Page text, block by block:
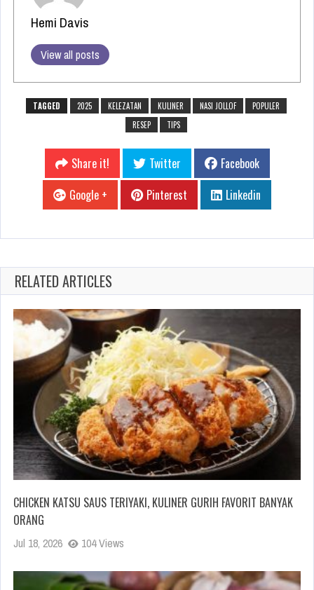
Hemi Davis
View all posts
TAGGED 2025 KELEZATAN KULINER NASI JOLLOF
POPULER
RESEP
TIPS
Share it! Twitter
Facebook
Google +
Pinterest Linkedin
RELATED ARTICLES
CHICKEN KATSU SAUS TERIYAKI, KULINER GURIH FAVORIT BANYAK
ORANG
Jul 18, 2026 104 Views